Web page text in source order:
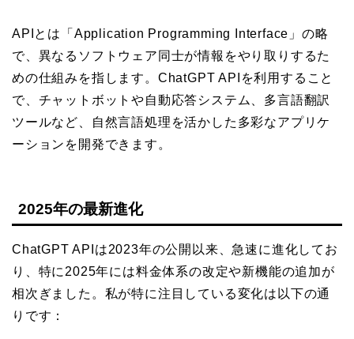
APIとは「Application Programming Interface」の略
で、異なるソフトウェア同士が情報をやり取りするた
めの仕組みを指します。ChatGPT APIを利用すること
で、チャットボットや自動応答システム、多言語翻訳
ツールなど、自然言語処理を活かした多彩なアプリケ
ーションを開発できます。
2025年の最新進化
ChatGPT APIは2023年の公開以来、急速に進化してお
り、特に2025年には料金体系の改定や新機能の追加が
相次ぎました。私が特に注目している変化は以下の通
りです：